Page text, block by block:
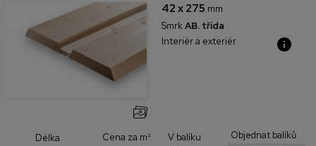
42 x 275 mm
SmrkAB. třída
Interiér a exteriér
Délka
Cena za m²
V balíku
Objednat balíků